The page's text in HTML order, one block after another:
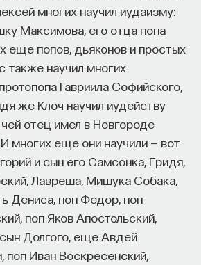
многих научил иудаизму:
Максимова, его отца попа
еще попов, дьяконов и простых
также научил многих
Гавриила Софийского,
же Клоч научил иудейству
чей отец имел в Новгороде
многих еще они научили — вот
и сын его Самсонка, Гридя,
Лавреша, Мишука Собака,
Дениса, поп Федор, поп
поп Яков Апостольский,
Долгого, еще Авдей
поп Иван Воскресенский,